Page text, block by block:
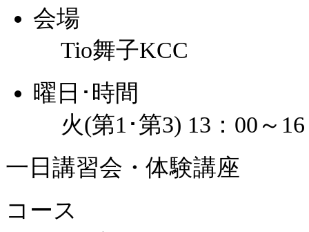
会場
Tio舞子KCC
曜日･時間
火(第1･第3) 13：00～
一日講習会・体験講座
コース